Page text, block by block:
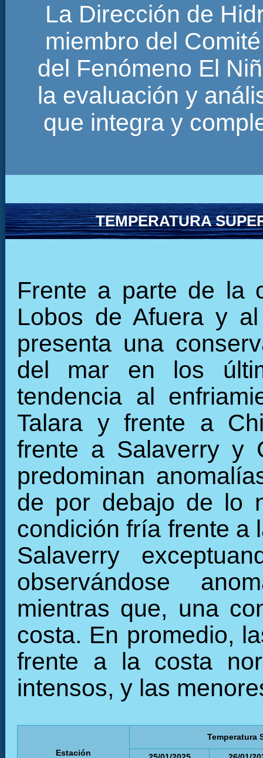
La Dirección de
miembro del
del Fenómeno El
la evaluación y
que integra y
TEMPERATURA
Frente a parte de la
Lobos de Afuera y
presenta una
del mar en los
tendencia al
Talara y frente a
frente a Salaverry y
predominan
de por debajo de lo
condición fría frente a
Salaverry
observándose
mientras que, una
costa. En promedio,
frente a la costa
intensos, y las
Estación
Temperatura